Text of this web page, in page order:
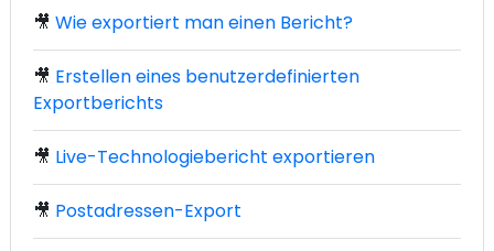
🎥 Wie exportiert man einen Bericht?
🎥 Erstellen eines benutzerdefinierten
Exportberichts
🎥 Live-Technologiebericht exportieren
🎥 Postadressen-Export